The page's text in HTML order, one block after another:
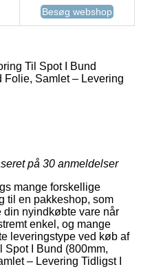
Besøg webshop
Til Spot I Bund
Folie, Samlet – Levering
på 30 anmeldelser
mange forskellige
til en pakkeshop, som
nyindkøbte vare når
enkel, og mange
leveringstype ved køb af
Spot I Bund (800mm,
– Levering Tidligst I